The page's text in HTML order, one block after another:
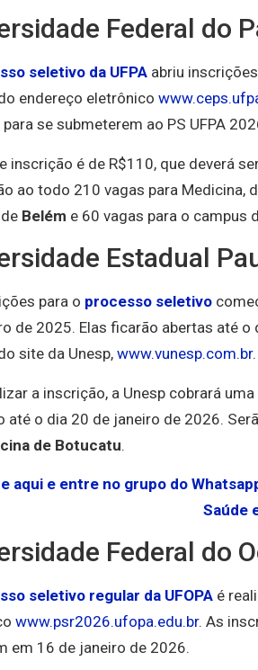
Federal do
seletivo da UFPA abriu
endereço eletrônico
se submeterem ao PS UFPA
inscrição é de R$110, que deverá
ao todo 210 vagas para Medicina,
Belém e 60 vagas para o campus
Estadual
para o processo seletivo
de 2025. Elas ficarão abertas até
site da Unesp, www.vunesp.com.br.
a inscrição, a Unesp cobrará
até o dia 20 de janeiro de 2026.
de Botucatu.
aqui e entre no grupo do
Saúde
Federal do
seletivo regular da UFOPA é
www.psr2026.ufopa.edu.br. As
em 16 de janeiro de 2026.